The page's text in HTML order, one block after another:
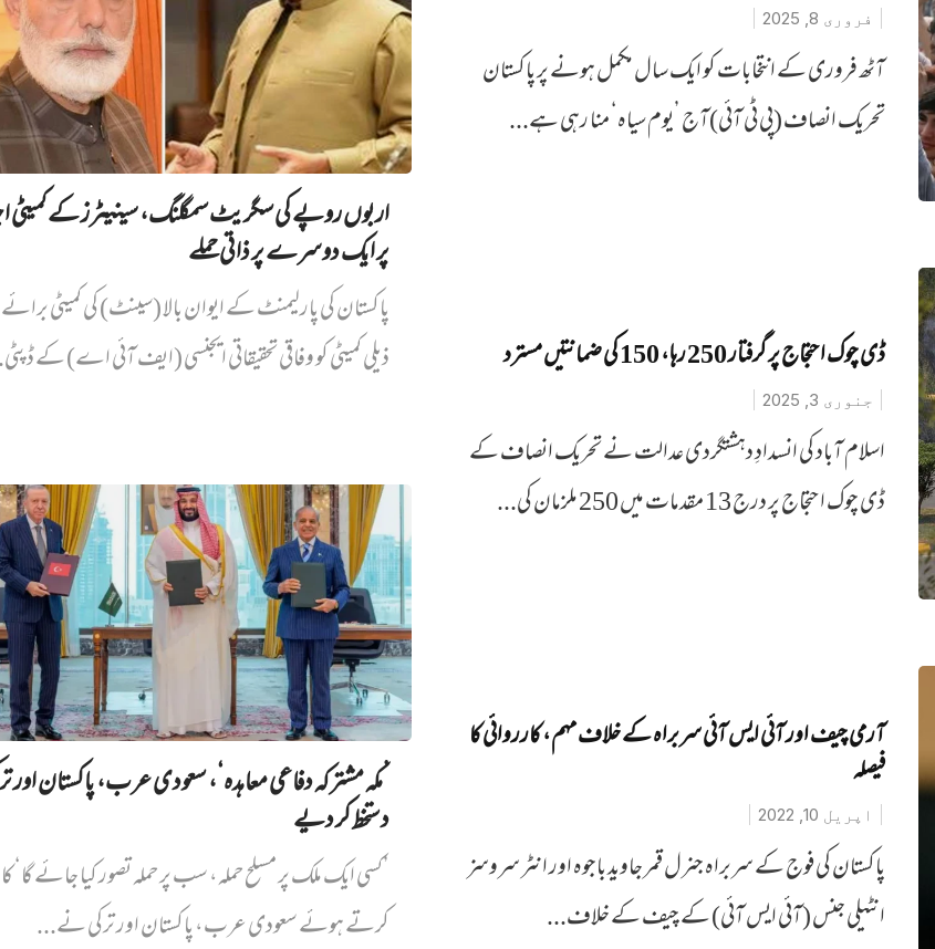
فروری 8, 2025
آٹھ فروری کے انتخابات کو ایک سال مکمل ہونے پر پاکستان
تحریک انصاف (پی ٹی آئی)آج ’یوم سیاہ‘ منا رہی ہے...
ڈی چوک احتجاج پر گرفتار 250 رہا، 150 کی ضمانتیں مسترد
جنوری 3, 2025
اسلام آباد کی انسدادِ دہشتگردی عدالت نے تحریک انصاف کے
ڈی چوک احتجاج پر درج 13 مقدمات میں 250 ملزمان کی...
آرمی چیف اور آئی ایس آئی سربراہ کے خلاف مہم، کارروائی کا
فیصلہ
اپریل 10, 2022
پاکستان کی فوج کے سربراہ جنرل قمر جاوید باجوہ اور انٹر سروسز
انٹیلی جنس (آئی ایس آئی) کے چیف کے خلاف...
اربوں روپے کی سگریٹ سمگلنگ، سینیٹرز کے کمیٹی
پر ایک دوسرے پر ذاتی حملے
پاکستان کی پارلیمنٹ کے ایوان بالا (سینٹ) کی کمیٹی برائے
ذیلی کمیٹی کو وفاقی تحقیقاتی ایجنسی (ایف آئی اے) کے
’مکہ مشترکہ دفاعی معاہدہ‘، سعودی عرب، پاکستان
دستخط کر دیے
’کسی ایک ملک پر مسلح حملہ، سب پر حملہ تصور کیا جائے گا‘
کرتے ہوئے سعودی عرب، پاکستان اور ترکی نے...